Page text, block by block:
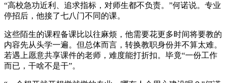
“高校急功近利、追求指标，对师生都不负责。”何诺说。专业
停招后，他接了七八门不同的课。
这些陌生的课程备课比以往麻烦，他需要花更多时间将要教的
内容先从头学一遍。但总体而言，转换教职身份并不算太难。
若遇上愿意共享课件的老师，难度能打折扣。毕竟“一份工作
而已，干啥不是干”。